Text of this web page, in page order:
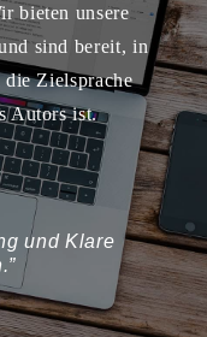
bieten unsere
sind bereit, in
Zielsprache
Autors ist.
und Klare